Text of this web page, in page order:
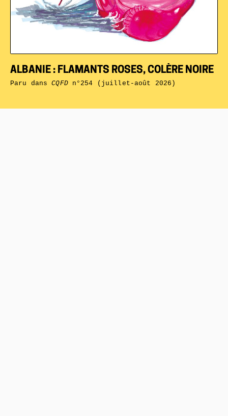
ALBANIE : FLAMANTS ROSES, COLÈRE NOIRE
Paru dansCQFDn°254 (juillet-août 2026)